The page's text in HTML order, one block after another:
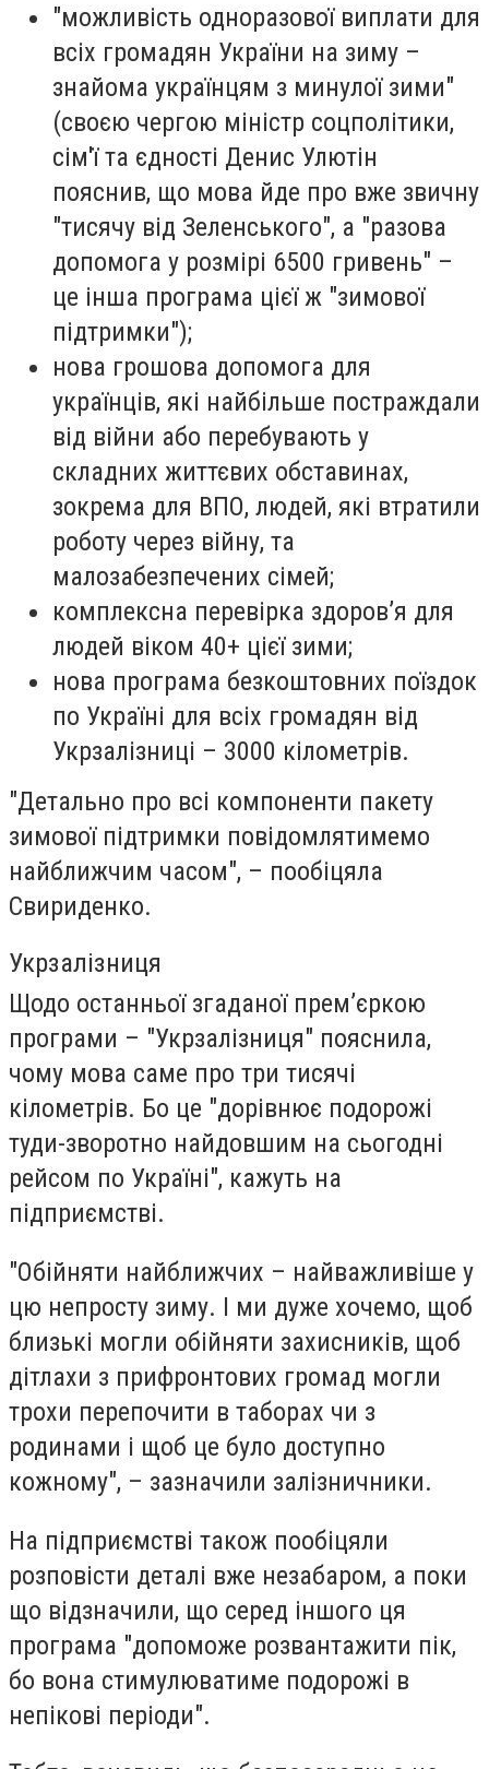
"можливість одноразової виплати для
всіх громадян України на зиму –
знайома українцям з минулої зими"
(своєю чергою міністр соцполітики,
сім'ї та єдності Денис Улютін
пояснив, що мова йде про вже звичну
"тисячу від Зеленського", а "разова
допомога у розмірі 6500 гривень" –
це інша програма цієї ж "зимової
підтримки");
нова грошова допомога для
українців, які найбільше постраждали
від війни або перебувають у
складних життєвих обставинах,
зокрема для ВПО, людей, які втратили
роботу через війну, та
малозабезпечених сімей;
комплексна перевірка здоровʼя для
людей віком 40+ цієї зими;
нова програма безкоштовних поїздок
по Україні для всіх громадян від
Укрзалізниці – 3000 кілометрів.
"Детально про всі компоненти пакету
зимової підтримки повідомлятимемо
найближчим часом", – пообіцяла
Свириденко.
Укрзалізниця
Щодо останньої згаданої прем’єркою
програми – "Укрзалізниця" пояснила,
чому мова саме про три тисячі
кілометрів. Бо це "дорівнює подорожі
туди-зворотно найдовшим на сьогодні
рейсом по Україні", кажуть на
підприємстві.
"Обійняти найближчих – найважливіше у
цю непросту зиму. І ми дуже хочемо, щоб
близькі могли обійняти захисників, щоб
дітлахи з прифронтових громад могли
трохи перепочити в таборах чи з
родинами і щоб це було доступно
кожному", – зазначили залізничники.
На підприємстві також пообіцяли
розповісти деталі вже незабаром, а поки
що відзначили, що серед іншого ця
програма "допоможе розвантажити пік,
бо вона стимулюватиме подорожі в
непікові періоди".